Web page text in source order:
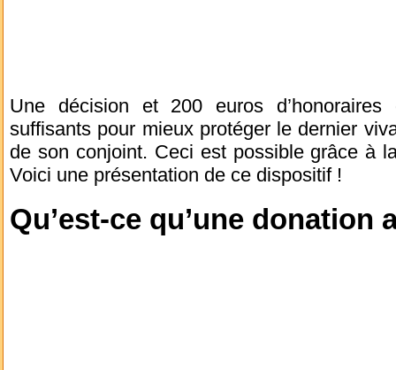
Une décision et 200 euros d’honoraires
suffisants pour mieux protéger le dernier
de son conjoint. Ceci est possible grâce à
Voici une présentation de ce dispositif !
Qu’est-ce qu’une donation